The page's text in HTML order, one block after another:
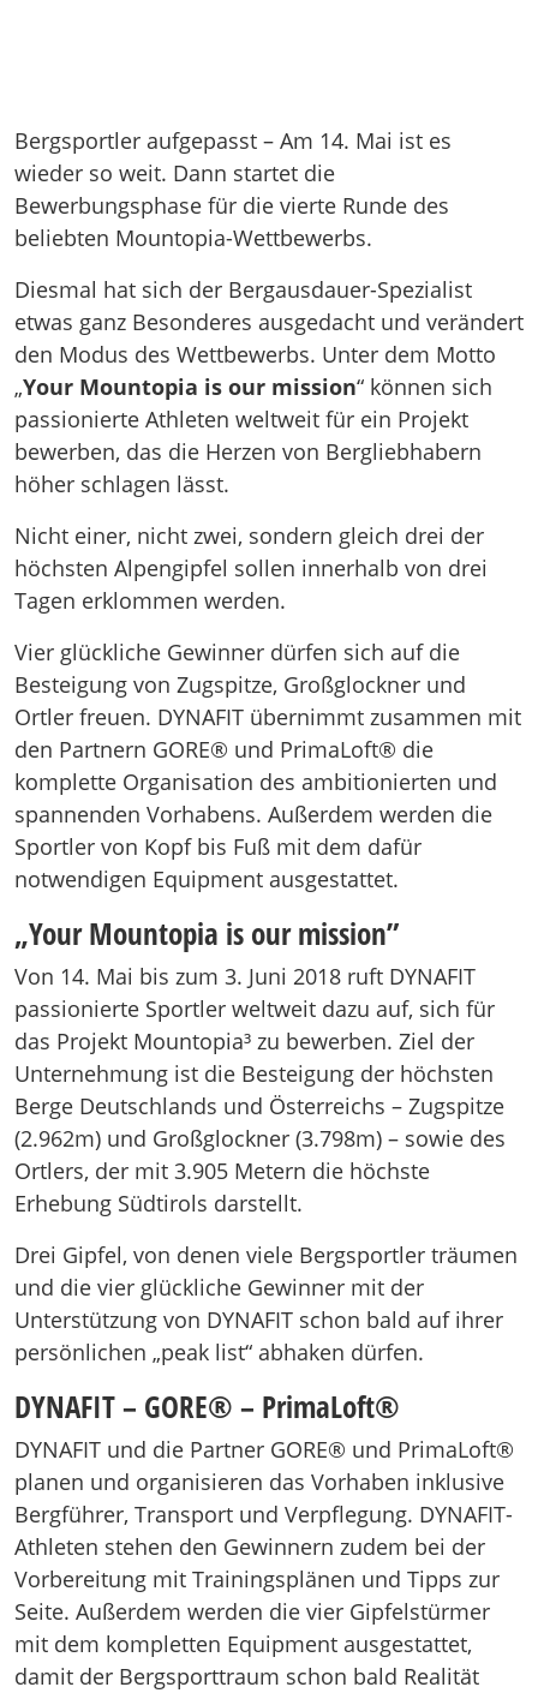
Bergsportler aufgepasst – Am 14. Mai ist es
wieder so weit. Dann startet die
Bewerbungsphase für die vierte Runde des
beliebten Mountopia-Wettbewerbs.
Diesmal hat sich der Bergausdauer-Spezialist
etwas ganz Besonderes ausgedacht und verändert
den Modus des Wettbewerbs. Unter dem Motto
„Your Mountopia is our mission“ können sich
passionierte Athleten weltweit für ein Projekt
bewerben, das die Herzen von Bergliebhabern
höher schlagen lässt.
Nicht einer, nicht zwei, sondern gleich drei der
höchsten Alpengipfel sollen innerhalb von drei
Tagen erklommen werden.
Vier glückliche Gewinner dürfen sich auf die
Besteigung von Zugspitze, Großglockner und
Ortler freuen. DYNAFIT übernimmt zusammen mit
den Partnern GORE® und PrimaLoft® die
komplette Organisation des ambitionierten und
spannenden Vorhabens. Außerdem werden die
Sportler von Kopf bis Fuß mit dem dafür
notwendigen Equipment ausgestattet.
„Your Mountopia is our mission”
Von 14. Mai bis zum 3. Juni 2018 ruft DYNAFIT
passionierte Sportler weltweit dazu auf, sich für
das Projekt Mountopia³ zu bewerben. Ziel der
Unternehmung ist die Besteigung der höchsten
Berge Deutschlands und Österreichs – Zugspitze
(2.962m) und Großglockner (3.798m) – sowie des
Ortlers, der mit 3.905 Metern die höchste
Erhebung Südtirols darstellt.
Drei Gipfel, von denen viele Bergsportler träumen
und die vier glückliche Gewinner mit der
Unterstützung von DYNAFIT schon bald auf ihrer
persönlichen „peak list“ abhaken dürfen.
DYNAFIT – GORE® – PrimaLoft®
DYNAFIT und die Partner GORE® und PrimaLoft®
planen und organisieren das Vorhaben inklusive
Bergführer, Transport und Verpflegung. DYNAFIT-
Athleten stehen den Gewinnern zudem bei der
Vorbereitung mit Trainingsplänen und Tipps zur
Seite. Außerdem werden die vier Gipfelstürmer
mit dem kompletten Equipment ausgestattet,
damit der Bergsporttraum schon bald Realität